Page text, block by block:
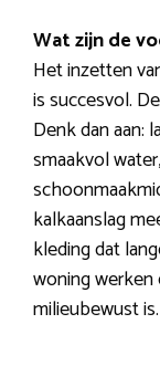
Wat zijn de
Het inzetten
is succesvol.
Denk dan aan:
smaakvol
kalkaanslag
kleding dat
woning
milieubewust is.